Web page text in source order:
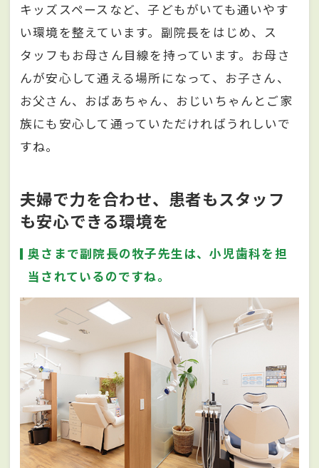
キッズスペースなど、子どもがいても通いやす
い環境を整えています。副院長をはじめ、ス
タッフもお母さん目線を持っています。お母さ
んが安心して通える場所になって、お子さん、
お父さん、おばあちゃん、おじいちゃんとご家
族にも安心して通っていただければうれしいで
すね。
夫婦で力を合わせ、患者もスタッフ
も安心できる環境を
奥さまで副院長の牧子先生は、小児歯科を担
当されているのですね。